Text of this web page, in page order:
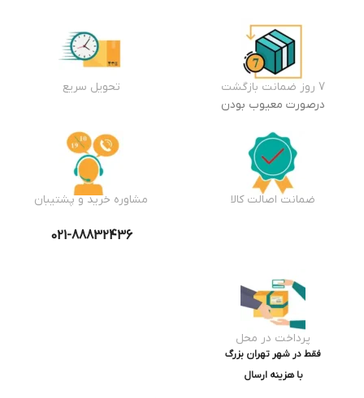
7 روز ضمانت بازگشت
درصورت معیوب بودن
تحویل سریع
ضمانت اصالت کالا مشاوره خرید و پشتیبان
021-88832436
پرداخت در محل
فقط در شهر تهران بزرگ
با هزینه ارسال